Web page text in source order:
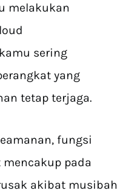
melakukan
sering
yang
tetap terjaga.
fungsi
pada
akibat musibah